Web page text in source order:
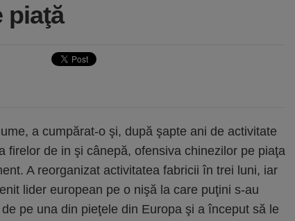
piaţă
a cumpărat-o şi, după şapte ani de activitate
firelor de in şi cânepă, ofensiva chinezilor pe piaţa
A reorganizat activitatea fabricii în trei luni, iar
lider european pe o nişă la care puţini s-au
pe una din pieţele din Europa şi a început să le